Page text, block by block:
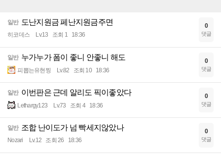
일반 도난지원금 페난지원금주면
히코데스 Lv.13 조회 1 18:36
0
댓글
일반 누가누가 폼이 좋니 안좋니 해도
피뽑는유현찡 Lv.82 조회 10 18:36
0
댓글
일반 이번판은 근데 알리도 픽이좋았다
Lethargy123 Lv.73 조회 4 18:36
0
댓글
일반 조합 난이도가 넘 빡세지않았나
Nozari Lv.12 조회 26 18:36
0
댓글